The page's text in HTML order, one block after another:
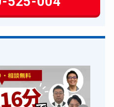
14,300円～(税込)
16,500円～(税込)
8,800円～(税込)
14,300円～(税込)